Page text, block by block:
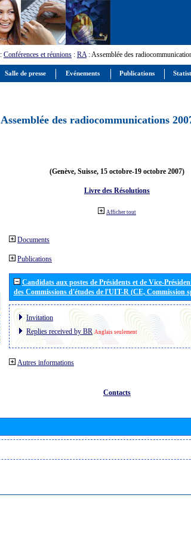
: Conférences et réunions : RA: Assemblée des
Assemblée des radiocommunications
(Genève, Suisse, 15 octobre-19 octobre 2007)
Livre des Résolutions
Afficher tout
Documents
Publications
Candidats aux postes de Présidents et de Vice-
des Commissions d'études de l'UIT-R (CE, Commission
Invitation
Replies received by BR Anglais seulement
Autres informations
Contacts
Salle de presse Evénements Publications